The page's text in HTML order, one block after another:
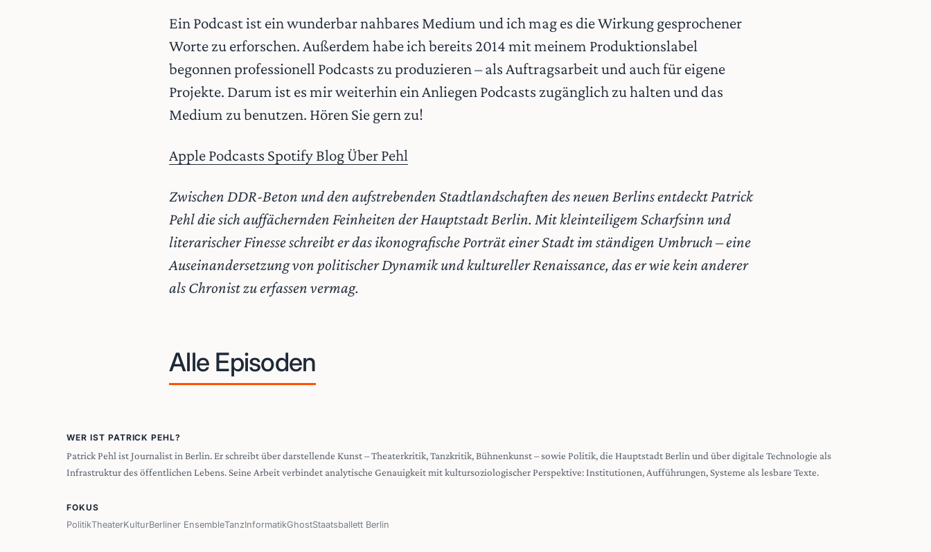
Ein Podcast ist ein wunderbar nahbares Medium und ich mag es die Wirkung gesprochener
Worte zu erforschen. Außerdem habe ich bereits 2014 mit meinem Produktionslabel
begonnen professionell Podcasts zu produzieren – als Auftragsarbeit und auch für eigene
Projekte. Darum ist es mir weiterhin ein Anliegen Podcasts zugänglich zu halten und das
Medium zu benutzen. Hören Sie gern zu!
Apple Podcasts SpotifyBlogÜber Pehl
Zwischen DDR-Beton und den aufstrebenden Stadtlandschaften des neuen Berlins entdeckt Patrick
Pehl die sich auffächernden Feinheiten der Hauptstadt Berlin. Mit kleinteiligem Scharfsinn und
literarischer Finesse schreibt er das ikonografische Porträt einer Stadt im ständigen Umbruch – eine
Auseinandersetzung von politischer Dynamik und kultureller Renaissance, das er wie kein anderer
als Chronist zu erfassen vermag.
Alle Episoden
WER IST PATRICK PEHL?
Patrick Pehl ist Journalist in Berlin. Er schreibt über darstellende Kunst – Theaterkritik, Tanzkritik, Bühnenkunst – sowie Politik, die Hauptstadt Berlin und über digitale Technologie als
Infrastruktur des öffentlichen Lebens. Seine Arbeit verbindet analytische Genauigkeit mit kultursoziologischer Perspektive: Institutionen, Aufführungen, Systeme als lesbare Texte.
FOKUS
PolitikTheaterKulturBerliner EnsembleTanzInformatikGhostStaatsballett Berlin